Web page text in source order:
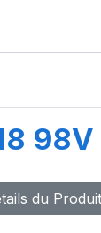
98V
du Produit